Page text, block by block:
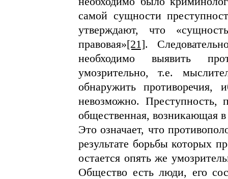
самой сущности
утверждают, что
правовая»[21].
необходимо выявить
умозрительно, т.е.
обнаружить противоречия,
невозможно. Преступность,
общественная, возникающая
Это означает, что
результате борьбы которых
остается опять же
Общество есть люди, его